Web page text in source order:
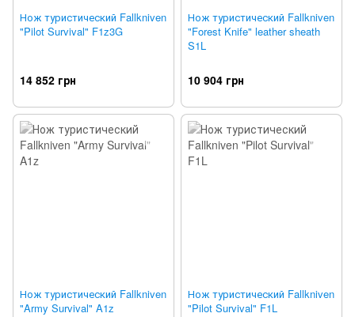
Нож туристический Fallkniven
"Pilot Survival" F1z3G
14 852 грн
Нож туристический Fallkniven
"Forest Knife" leather sheath
S1L
10 904 грн
Нож туристический Fallkniven
"Army Survival" A1z
Нож туристический Fallkniven
"Pilot Survival" F1L